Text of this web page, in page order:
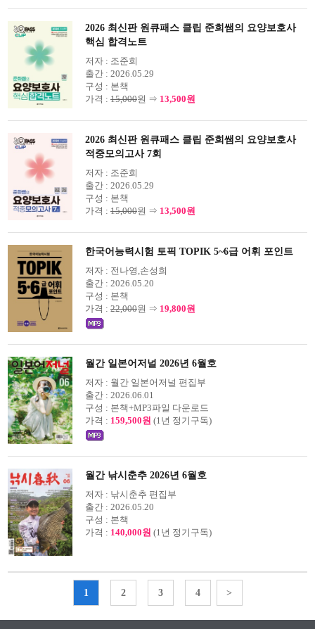
2026 최신판 원큐패스 클립 준희쌤의 요양보호사
핵심 합격노트
저자 : 조준희
출간 : 2026.05.29
구성 : 본책
가격 : 15,000원 ⇒ 13,500원
2026 최신판 원큐패스 클립 준희쌤의 요양보호사
적중모의고사 7회
저자 : 조준희
출간 : 2026.05.29
구성 : 본책
가격 : 15,000원 ⇒ 13,500원
한국어능력시험 토픽 TOPIK 5~6급 어휘 포인트
저자 : 전나영,손성희
출간 : 2026.05.20
구성 : 본책
가격 : 22,000원 ⇒ 19,800원
월간 일본어저널 2026년 6월호
저자 : 월간 일본어저널 편집부
출간 : 2026.06.01
구성 : 본책+MP3파일 다운로드
가격 : 159,500원 (1년 정기구독)
월간 낚시춘추 2026년 6월호
저자 : 낚시춘추 편집부
출간 : 2026.05.20
구성 : 본책
가격 : 140,000원 (1년 정기구독)
1 2 3 4 >